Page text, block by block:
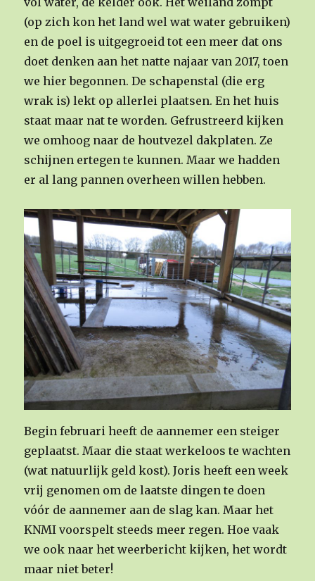
(op zich kon het land wel wat water gebruiken)
en de poel is uitgegroeid tot een meer dat ons
doet denken aan het natte najaar van 2017, toen
we hier begonnen. De schapenstal (die erg
wrak is) lekt op allerlei plaatsen. En het huis
staat maar nat te worden. Gefrustreerd kijken
we omhoog naar de houtvezel dakplaten. Ze
schijnen ertegen te kunnen. Maar we hadden
er al lang pannen overheen willen hebben.
Begin februari heeft de aannemer een steiger
geplaatst. Maar die staat werkeloos te wachten
(wat natuurlijk geld kost). Joris heeft een week
vrij genomen om de laatste dingen te doen
vóór de aannemer aan de slag kan. Maar het
KNMI voorspelt steeds meer regen. Hoe vaak
we ook naar het weerbericht kijken, het wordt
maar niet beter!